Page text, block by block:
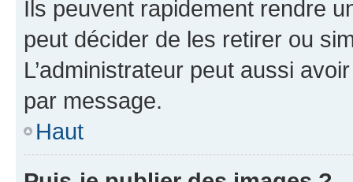
Ils peuvent rapidement rendre
peut décider de les retirer ou
L’administrateur peut aussi
par message.
Haut